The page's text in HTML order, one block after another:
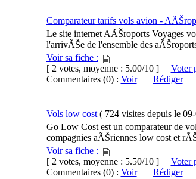
Comparateur tarifs vols avion -
Le site internet AÃŠroports Voyages
l'arrivÃŠe de l'ensemble des
Voir sa fiche :
[ 2 votes, moyenne : 5.00/10 ] Voter
Commentaires (0) : Voir| Rédiger
Vols low cost(724 visites depuis le
Go Low Cost est un comparateur de
compagnies aÃŠriennes low cost et
Voir sa fiche :
[ 2 votes, moyenne : 5.50/10 ] Voter
Commentaires (0) : Voir| Rédiger